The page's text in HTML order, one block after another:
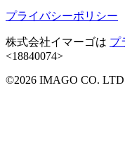
プライバシーポリシー
株式会社イマーゴは プ
<18840074>
©2026 IMAGO CO.